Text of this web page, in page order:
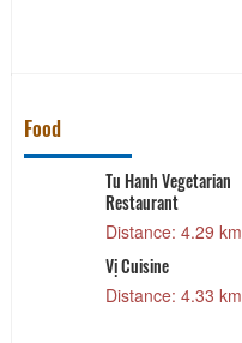
Food
Tu Hanh Vegetarian
Restaurant
Distance: 4.29 km
Vị Cuisine
Distance: 4.33 km